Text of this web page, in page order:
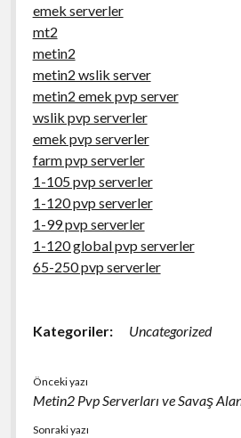
emek serverler
mt2
metin2
metin2 wslik server
metin2 emek pvp server
wslik pvp serverler
emek pvp serverler
farm pvp serverler
1-105 pvp serverler
1-120 pvp serverler
1-99 pvp serverler
1-120 global pvp serverler
65-250 pvp serverler
Kategoriler: Uncategorized
Önceki yazı
Metin2 Pvp Serverları ve Savaş
Sonraki yazı